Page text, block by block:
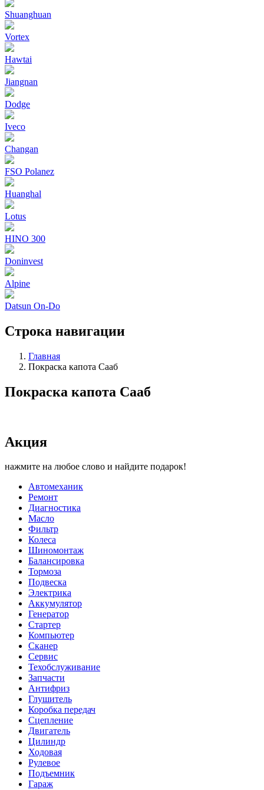
Shuanghuan
Vortex
Hawtai
Jiangnan
Dodge
Iveco
Changan
FSO Polanez
Huanghal
Lotus
HINO 300
Doninvest
Alpine
Datsun On-Do
Строка навигации
Главная
Покраска капота Сааб
Покраска капота Сааб
Акция
нажмите на любое слово и найдите подарок!
Автомеханик
Ремонт
Диагностика
Масло
Фильтр
Колеса
Шиномонтаж
Балансировка
Тормоза
Подвеска
Электрика
Аккумулятор
Генератор
Стартер
Компьютер
Сканер
Сервис
Техобслуживание
Запчасти
Антифриз
Глушитель
Коробка передач
Сцепление
Двигатель
Цилиндр
Ходовая
Рулевое
Подъемник
Гараж